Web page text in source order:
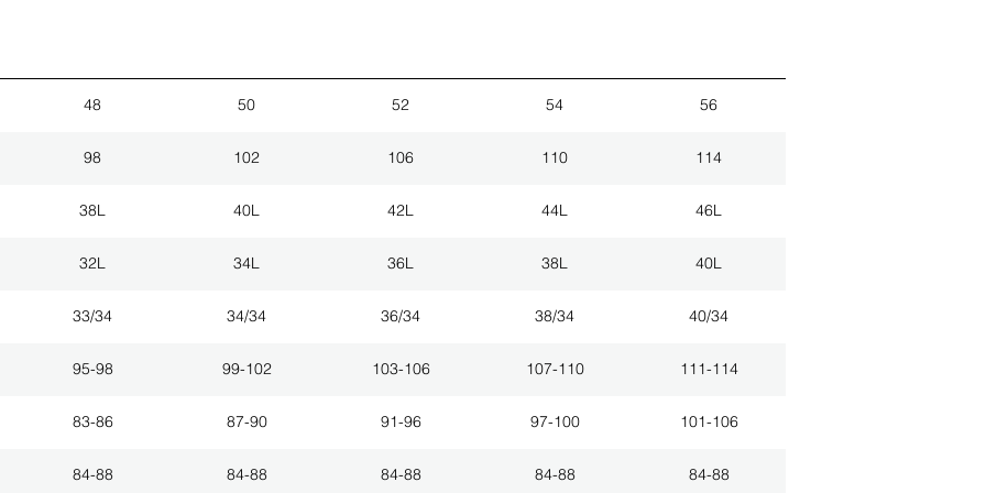
48 50 52 54 56
98 102 106 110 114
38L 40L 42L 44L 46L
32L 34L 36L 38L 40L
33/34 34/34 36/34 38/34 40/34
95-98 99-102 103-106 107-110 111-114
83-86 87-90 91-96 97-100 101-106
84-88 84-88 84-88 84-88 84-88